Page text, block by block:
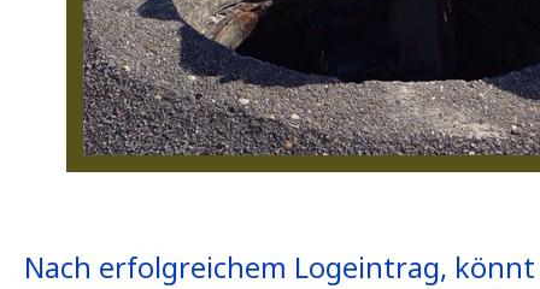
Nach erfolgreichem Logeintrag,